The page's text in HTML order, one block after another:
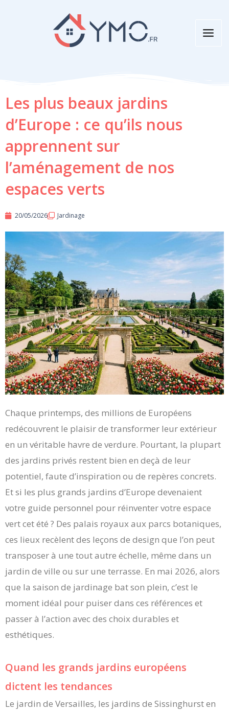
Les plus beaux jardins
d’Europe : ce qu’ils nous
apprennent sur
l’aménagement de nos
espaces verts
20/05/2026 Jardinage
Chaque printemps, des millions de Européens
redécouvrent le plaisir de transformer leur extérieur
en un véritable havre de verdure. Pourtant, la plupart
des jardins privés restent bien en deçà de leur
potentiel, faute d’inspiration ou de repères concrets.
Et si les plus grands jardins d’Europe devenaient
votre guide personnel pour réinventer votre espace
vert cet été ? Des palais royaux aux parcs botaniques,
ces lieux recèlent des leçons de design que l’on peut
transposer à une tout autre échelle, même dans un
jardin de ville ou sur une terrasse. En mai 2026, alors
que la saison de jardinage bat son plein, c’est le
moment idéal pour puiser dans ces références et
passer à l’action avec des choix durables et
esthétiques.
Quand les grands jardins européens
dictent les tendances
Le jardin de Versailles, les jardins de Sissinghurst en